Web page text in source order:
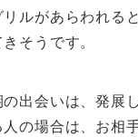
ルがあらわれる
そうです。
出会いは、発展
の場合は、お相